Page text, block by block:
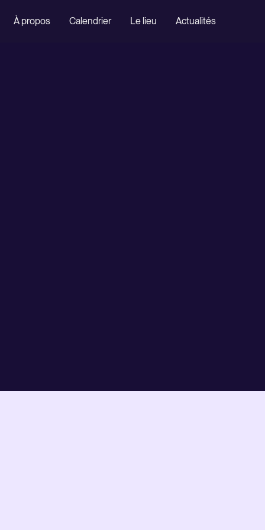
À propos Calendrier Le lieu Actualités